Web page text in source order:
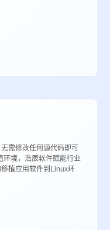
需修改任何源代码即可
环境，浩辰软件赋能行业
植应用软件到Linux环